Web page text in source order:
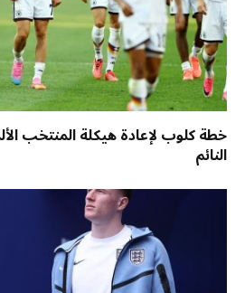
خطة كلوب لإعادة هيكلة المنتخب
النائم